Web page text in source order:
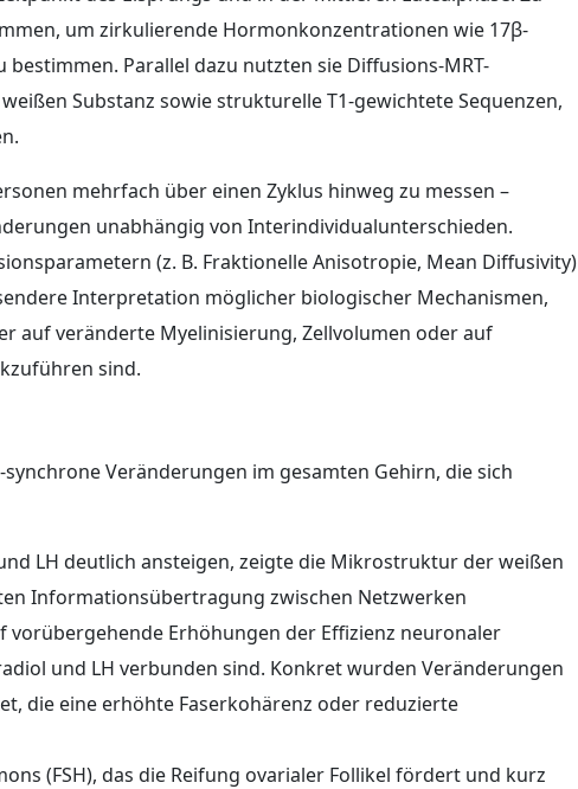
um zirkulierende Hormonkonzentrationen wie 17β-
Parallel dazu nutzten sie Diffusions-MRT-
Substanz sowie strukturelle T1-gewichtete Sequenzen,
mehrfach über einen Zyklus hinweg zu messen –
unabhängig von Interindividualunterschieden.
(z. B. Fraktionelle Anisotropie, Mean Diffusivity)
Interpretation möglicher biologischer Mechanismen,
auf veränderte Myelinisierung, Zellvolumen oder auf
sind.
Veränderungen im gesamten Gehirn, die sich
LH deutlich ansteigen, zeigte die Mikrostruktur der weißen
Informationsübertragung zwischen Netzwerken
Erhöhungen der Effizienz neuronaler
und LH verbunden sind. Konkret wurden Veränderungen
die eine erhöhte Faserkohärenz oder reduzierte
(FSH), das die Reifung ovarialer Follikel fördert und kurz